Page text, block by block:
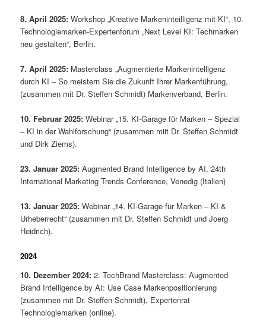
8. April 2025: Workshop „Kreative Markeninteilligenz mit KI“, 10.
Technologiemarken-Expertenforum „Next Level KI: Techmarken
neu gestalten“, Berlin.
7. April 2025: Masterclass „Augmentierte Markenintelligenz
durch KI – So meistern Sie die Zukunft Ihrer Markenführung,
(zusammen mit Dr. Steffen Schmidt) Markenverband, Berlin.
10. Februar 2025: Webinar „15. KI-Garage für Marken – Spezial
– KI in der Wahlforschung“ (zusammen miit Dr. Steffen Schmidt
und Dirk Ziems).
23. Januar 2025: Augmented Brand Intelligence by AI, 24th
International Marketing Trends Conference, Venedig (Italien)
13. Januar 2025: Webinar „14. KI-Garage für Marken – KI &
Urheberrecht“ (zusammen mit Dr. Steffen Schmidt und Joerg
Heidrich).
2024
10. Dezember 2024: 2. TechBrand Masterclass: Augmented
Brand Intelligence by AI: Use Case Markenpositionierung
(zusammen mit Dr. Steffen Schmidt), Expertenrat
Technologiemarken (online).